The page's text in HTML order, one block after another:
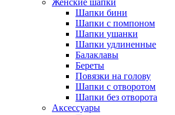
Женские шапки
Шапки бини
Шапки с помпоном
Шапки ушанки
Шапки удлиненные
Балаклавы
Береты
Повязки на голову
Шапки с отворотом
Шапки без отворота
Аксессуары